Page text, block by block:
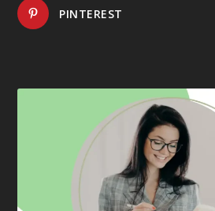
PINTEREST